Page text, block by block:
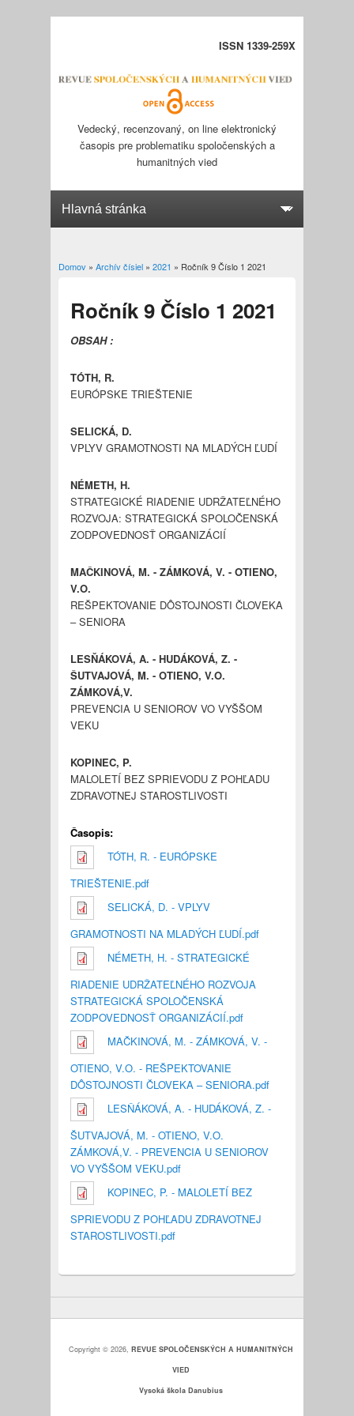
Vedecký, recenzovaný, on line elektronický
časopis pre problematiku spoločenských a
humanitných vied
ISSN 1339-259X
Nachádzate sa tu
Domov» Archív čísiel» 2021 » Ročník 9 Číslo 1 2021
Ročník 9 Číslo 1 2021
OBSAH :
TÓTH, R.
EURÓPSKE TRIEŠTENIE
SELICKÁ, D.
VPLYV GRAMOTNOSTI NA MLADÝCH ĽUDÍ
NÉMETH, H.
STRATEGICKÉ RIADENIE UDRŽATEĽNÉHO
ROZVOJA: STRATEGICKÁ SPOLOČENSKÁ
ZODPOVEDNOSŤ ORGANIZÁCIÍ
MAČKINOVÁ, M. - ZÁMKOVÁ, V. - OTIENO,
V.O.
REŠPEKTOVANIE DÔSTOJNOSTI ČLOVEKA
– SENIORA
LESŇÁKOVÁ, A. - HUDÁKOVÁ, Z. -
ŠUTVAJOVÁ, M. - OTIENO, V.O.
ZÁMKOVÁ,V.
PREVENCIA U SENIOROV VO VYŠŠOM
VEKU
KOPINEC, P.
MALOLETÍ BEZ SPRIEVODU Z POHĽADU
ZDRAVOTNEJ STAROSTLIVOSTI
Časopis:
TÓTH, R. - EURÓPSKE
TRIEŠTENIE.pdf
SELICKÁ, D. - VPLYV
GRAMOTNOSTI NA MLADÝCH ĽUDÍ.pdf
NÉMETH, H. - STRATEGICKÉ
RIADENIE UDRŽATEĽNÉHO ROZVOJA
STRATEGICKÁ SPOLOČENSKÁ
ZODPOVEDNOSŤ ORGANIZÁCIÍ.pdf
MAČKINOVÁ, M. - ZÁMKOVÁ, V. -
OTIENO, V.O. - REŠPEKTOVANIE
DÔSTOJNOSTI ČLOVEKA – SENIORA.pdf
LESŇÁKOVÁ, A. - HUDÁKOVÁ, Z. -
ŠUTVAJOVÁ, M. - OTIENO, V.O.
ZÁMKOVÁ,V. - PREVENCIA U SENIOROV
VO VYŠŠOM VEKU.pdf
KOPINEC, P. - MALOLETÍ BEZ
SPRIEVODU Z POHĽADU ZDRAVOTNEJ
STAROSTLIVOSTI.pdf
Copyright © 2026, REVUE SPOLOČENSKÝCH A HUMANITNÝCH
VIED
Vysoká škola Danubius